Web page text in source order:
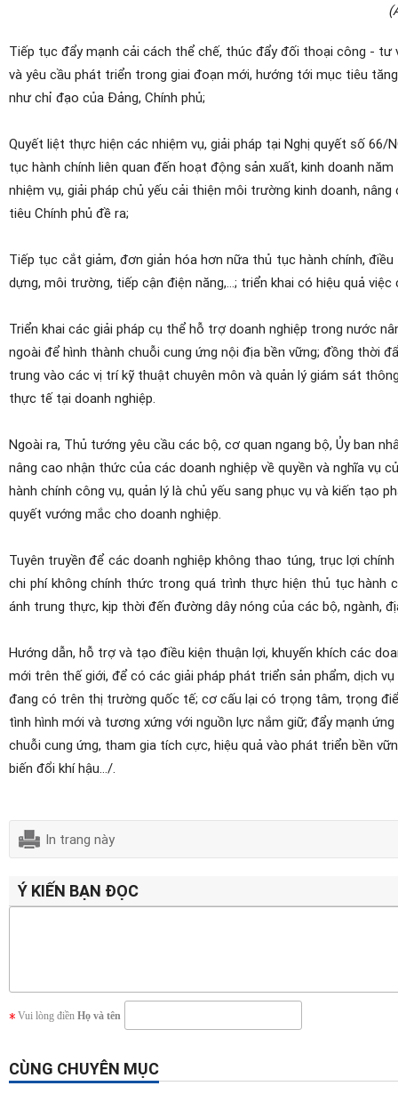
Tiếp tục đẩy mạnh cải cách thể chế, thúc đẩy đối thoại công -
và yêu cầu phát triển trong giai đoạn mới, hướng tới mục tiêu
như chỉ đạo của Đảng, Chính phủ;
Quyết liệt thực hiện các nhiệm vụ, giải pháp tại Nghị quyết số
tục hành chính liên quan đến hoạt động sản xuất, kinh doanh
nhiệm vụ, giải pháp chủ yếu cải thiện môi trường kinh doanh,
tiêu Chính phủ đề ra;
Tiếp tục cắt giảm, đơn giản hóa hơn nữa thủ tục hành chính,
dựng, môi trường, tiếp cận điện năng,…; triển khai có hiệu quả
Triển khai các giải pháp cụ thể hỗ trợ doanh nghiệp trong nước
ngoài để hình thành chuỗi cung ứng nội địa bền vững; đồng thời
trung vào các vị trí kỹ thuật chuyên môn và quản lý giám sát
thực tế tại doanh nghiệp.
Ngoài ra, Thủ tướng yêu cầu các bộ, cơ quan ngang bộ, Ủy ban
nâng cao nhận thức của các doanh nghiệp về quyền và nghĩa vụ
hành chính công vụ, quản lý là chủ yếu sang phục vụ và kiến tạo
quyết vướng mắc cho doanh nghiệp.
Tuyên truyền để các doanh nghiệp không thao túng, trục lợi
chi phí không chính thức trong quá trình thực hiện thủ tục hành
ánh trung thực, kịp thời đến đường dây nóng của các bộ, ngành,
Hướng dẫn, hỗ trợ và tạo điều kiện thuận lợi, khuyến khích các
mới trên thế giới, để có các giải pháp phát triển sản phẩm, dịch
đang có trên thị trường quốc tế; cơ cấu lại có trọng tâm, trọng
tình hình mới và tương xứng với nguồn lực nắm giữ; đẩy mạnh
chuỗi cung ứng, tham gia tích cực, hiệu quả vào phát triển bền
biến đổi khí hậu…/.
In trang này
Ý KIẾN BẠN ĐỌC
Vui lòng điền Họ và tên
CÙNG CHUYÊN MỤC